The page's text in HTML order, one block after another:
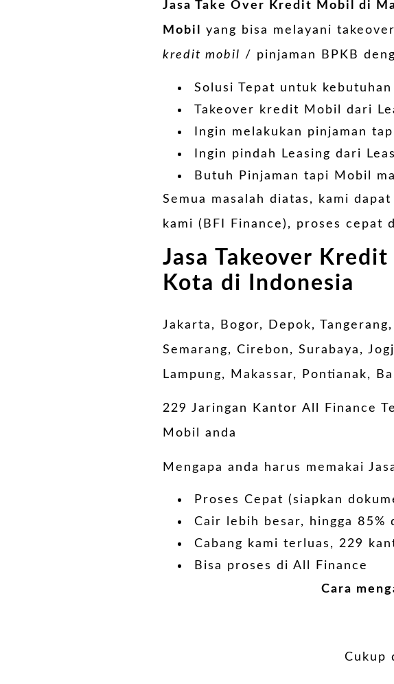
Jasa Take Over Kredit Mobil di
Mobil
yang bisa melayani
kredit mobil / pinjaman BPKB
Solusi Tepat untuk
Takeover kredit Mobil dari
Ingin melakukan pinjaman
Ingin pindah Leasing dari
Butuh Pinjaman tapi Mobil
Semua masalah diatas, kami
kami (BFI Finance), proses cepat
Jasa Takeover
Kota di Indonesia
Jakarta, Bogor, Depok,
Semarang, Cirebon, Surabaya,
Lampung, Makassar, Pontianak,
229 Jaringan Kantor All Finance
Mobil anda
Mengapa anda harus memakai
Proses Cepat (siapkan
Cair lebih besar, hingga 85%
Cabang kami terluas, 229
Bisa proses di All Finance
Cara
Cukup